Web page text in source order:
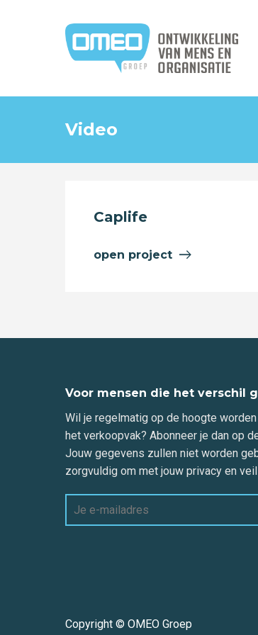
Video
Caplife
open project
Voor mensen die het verschil
Wil je regelmatig op de hoogte
het verkoopvak? Abonneer je dan op
Jouw gegevens zullen niet worden
zorgvuldig om met jouw privacy en
Copyright © OMEO Groep